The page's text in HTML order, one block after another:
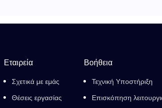
Εταιρεία
Σχετικά με εμάς
Θέσεις εργασίας
Βοήθεια
Τεχνική Υποστήριξη
Επισκόπηση